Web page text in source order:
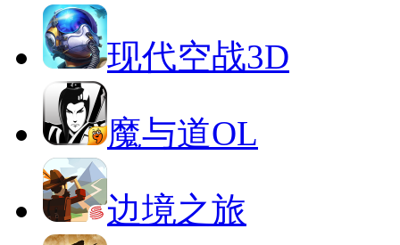
现代空战3D
魔与道OL
边境之旅